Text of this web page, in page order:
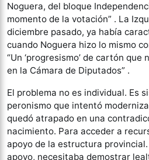
Noguera, del bloque
momento de la votación” . La
diciembre pasado, ya había
cuando Noguera hizo lo mismo
“Un ‘progresismo’ de cartón
en la Cámara de Diputados” .
El problema no es individual. Es
peronismo que intentó
quedó atrapado en una
nacimiento. Para acceder a
apoyo de la estructura
apoyo, necesitaba demostrar